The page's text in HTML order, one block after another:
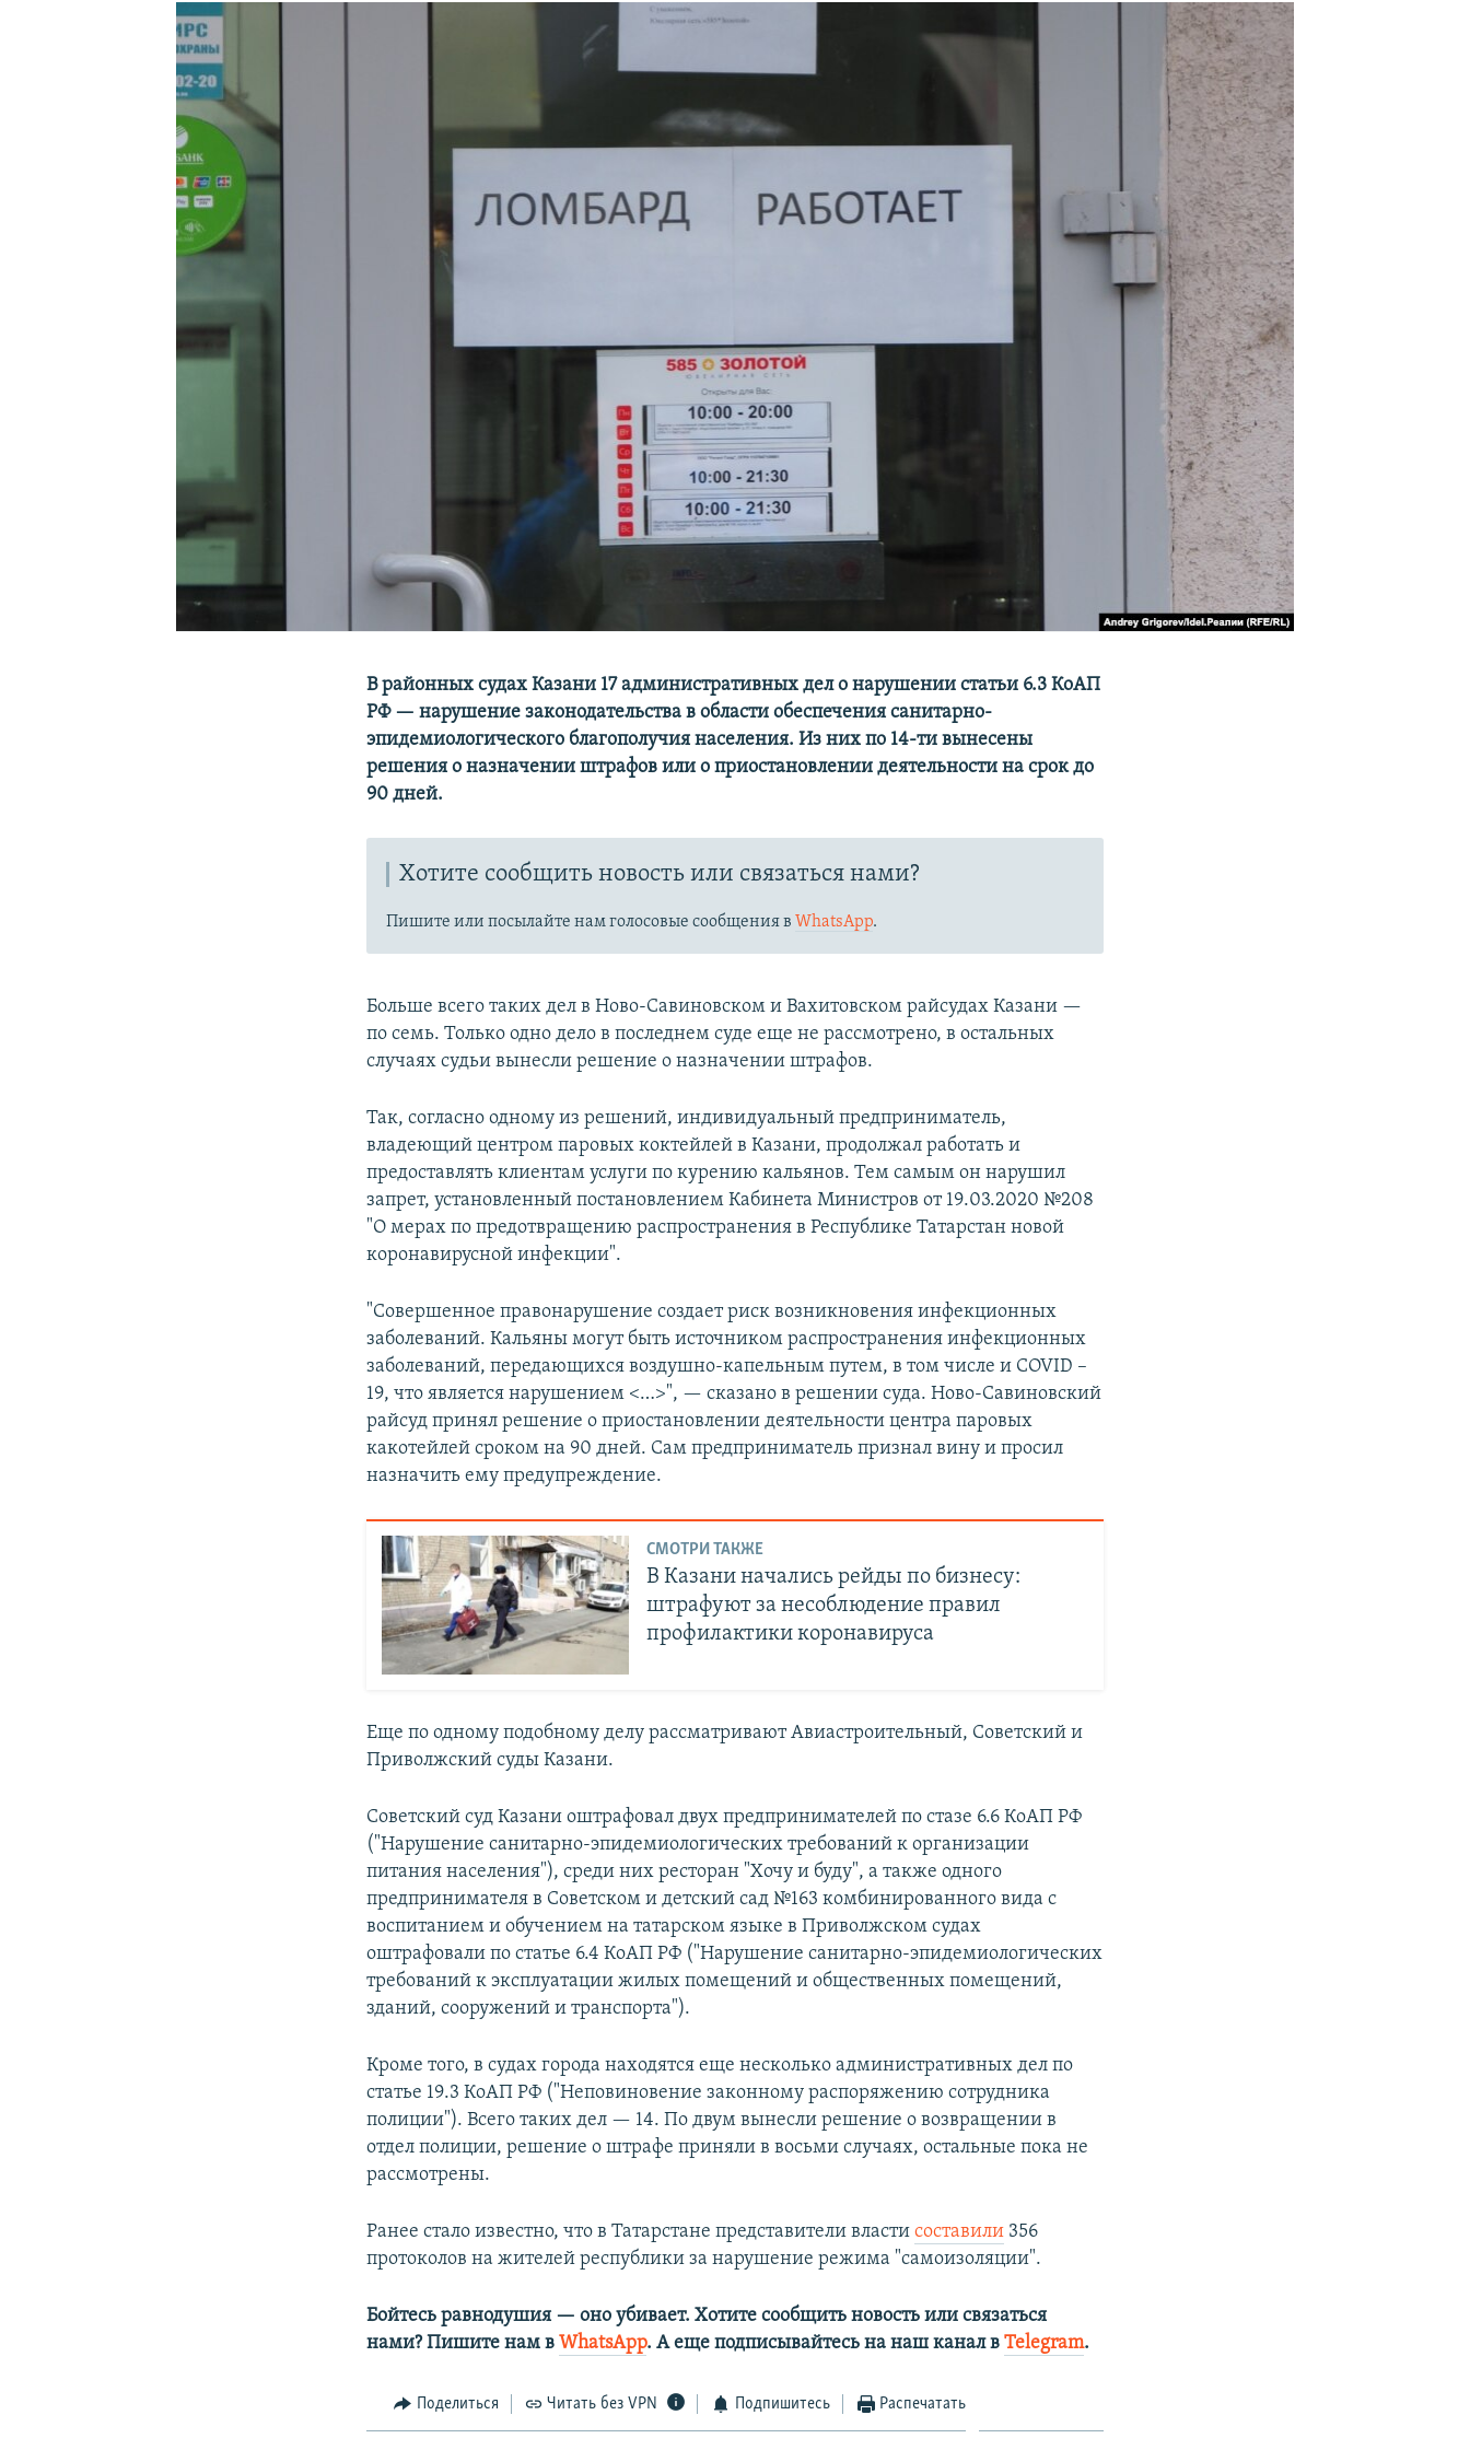
ПОДПИШИТЕСЬ НА РАССЫЛКУ
В районных судах Казани 17 административных дел о нарушении статьи 6.3 КоАП
РФ — нарушение законодательства в области обеспечения санитарно-
эпидемиологического благополучия населения. Из них по 14-ти вынесены
решения о назначении штрафов или о приостановлении деятельности на срок до
90 дней.
Хотите сообщить новость или связаться нами?
Пишите или посылайте нам голосовые сообщения вWhatsApp.
Больше всего таких дел в Ново-Савиновском и Вахитовском райсудах Казани —
по семь. Только одно дело в последнем суде еще не рассмотрено, в остальных
случаях судьи вынесли решение о назначении штрафов.
Так, согласно одному из решений, индивидуальный предприниматель,
владеющий центром паровых коктейлей в Казани, продолжал работать и
предоставлять клиентам услуги по курению кальянов. Тем самым он нарушил
запрет, установленный постановлением Кабинета Министров от 19.03.2020 №208
"О мерах по предотвращению распространения в Республике Татарстан новой
коронавирусной инфекции".
"Совершенное правонарушение создает риск возникновения инфекционных
заболеваний. Кальяны могут быть источником распространения инфекционных
заболеваний, передающихся воздушно-капельным путем, в том числе и COVID –
19, что является нарушением <…>", — сказано в решении суда. Ново-Савиновский
райсуд принял решение о приостановлении деятельности центра паровых
какотейлей сроком на 90 дней. Сам предприниматель признал вину и просил
назначить ему предупреждение.
СМОТРИ ТАКЖЕ
В Казани начались рейды по бизнесу:
штрафуют за несоблюдение правил
профилактики коронавируса
Еще по одному подобному делу рассматривают Авиастроительный, Советский и
Приволжский суды Казани.
Советский суд Казани оштрафовал двух предпринимателей по стазе 6.6 КоАП РФ
("Нарушение санитарно-эпидемиологических требований к организации
питания населения"), среди них ресторан "Хочу и буду", а также одного
предпринимателя в Советском и детский сад №163 комбинированного вида с
воспитанием и обучением на татарском языке в Приволжском судах
оштрафовали по статье 6.4 КоАП РФ ("Нарушение санитарно-эпидемиологических
требований к эксплуатации жилых помещений и общественных помещений,
зданий, сооружений и транспорта").
Кроме того, в судах города находятся еще несколько административных дел по
статье 19.3 КоАП РФ ("Неповиновение законному распоряжению сотрудника
полиции"). Всего таких дел — 14. По двум вынесли решение о возвращении в
отдел полиции, решение о штрафе приняли в восьми случаях, остальные пока не
рассмотрены.
Ранее стало известно, что в Татарстане представители властисоставили 356
протоколов на жителей республики за нарушение режима "самоизоляции".
Бойтесь равнодушия — оно убивает. Хотите сообщить новость или связаться
нами? Пишите нам вWhatsApp. А еще подписывайтесь на наш канал вTelegram.
Поделиться Читать без VPN Подпишитесь Распечатать